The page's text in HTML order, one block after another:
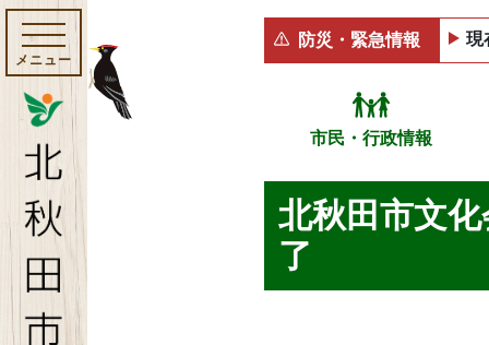
メニュー
防災・緊急情報 現
市民・行政情報
北秋田市文
了